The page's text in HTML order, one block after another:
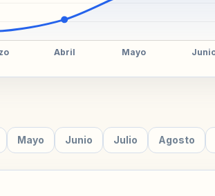
Mayo Junio Julio Agosto